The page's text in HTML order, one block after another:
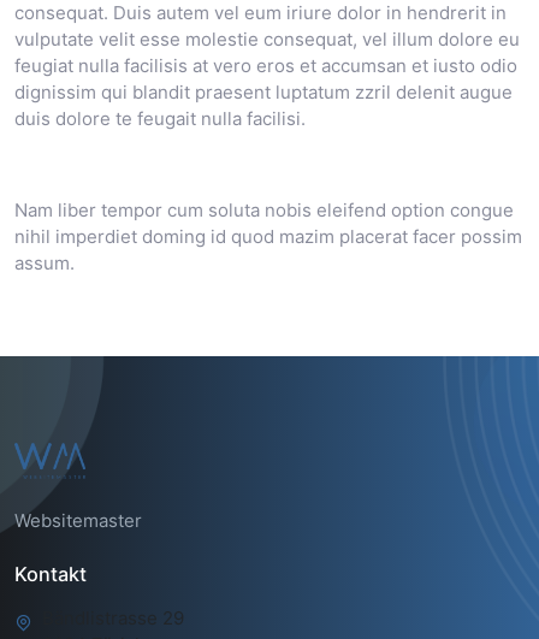
consequat. Duis autem vel eum iriure dolor in hendrerit in
vulputate velit esse molestie consequat, vel illum dolore eu
feugiat nulla facilisis at vero eros et accumsan et iusto odio
dignissim qui blandit praesent luptatum zzril delenit augue
duis dolore te feugait nulla facilisi.
Nam liber tempor cum soluta nobis eleifend option congue
nihil imperdiet doming id quod mazim placerat facer possim
assum.
Websitemaster
Kontakt
Bändlistrasse 29